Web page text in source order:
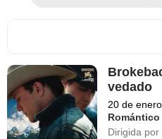
vedado
20 de
Romántico
Dirigida por